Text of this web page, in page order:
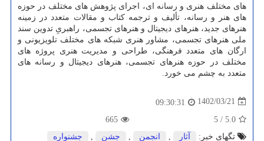
های مختلف هنری و رسانه ای، اجرای پژوهش های مختلف در حوزه
های هنر و رسانه، تألیف و ترجمه کتاب و مقالات متعدد در زمینه
هنرهای جدید، هنرهای دیجیتال و هنرهای تجسمی، راهبریِ تدوین سند
ملی هنرهای تجسمی، مشاور هنری شبکه های مختلف تلویزیونی و
ارگان های متعدد فرهنگی، طراحی و مدیریت هنری پروژه های
مختلف در حوزه هنرهای تجسمی، هنرهای دیجیتال و رسانه های
متعدد به چشم می خورد.
1402/03/21
09:30:31
5.0
/
5
665
تگهای خبر:
آثار انجمن جشن جشنواره